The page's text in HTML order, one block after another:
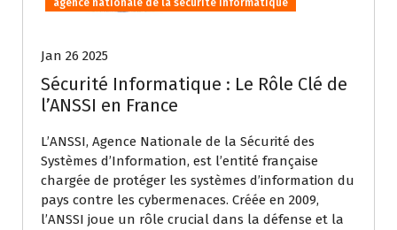
agence nationale de la sécurité informatique
Jan 26 2025
Sécurité Informatique : Le Rôle Clé de
l’ANSSI en France
L’ANSSI, Agence Nationale de la Sécurité des
Systèmes d’Information, est l’entité française
chargée de protéger les systèmes d’information du
pays contre les cybermenaces. Créée en 2009,
l’ANSSI joue un rôle crucial dans la défense et la